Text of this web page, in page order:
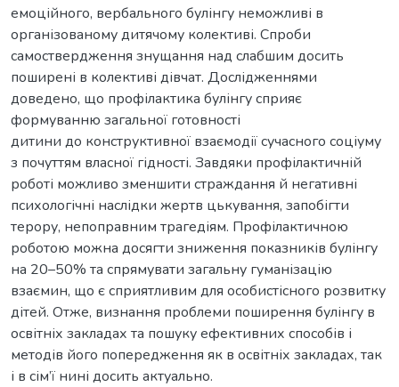
емоційного, вербального булінгу неможливі в
організованому дитячому колективі. Спроби
самоствердження знущання над слабшим досить
поширені в колективі дівчат. Дослідженнями
доведено, що профілактика булінгу сприяє
формуванню загальної готовності
дитини до конструктивної взаємодії сучасного соціуму
з почуттям власної гідності. Завдяки профілактичній
роботі можливо зменшити страждання й негативні
психологічні наслідки жертв цькування, запобігти
терору, непоправним трагедіям. Профілактичною
роботою можна досягти зниження показників булінгу
на 20–50% та спрямувати загальну гуманізацію
взаємин, що є сприятливим для особистісного розвитку
дітей. Отже, визнання проблеми поширення булінгу в
освітніх закладах та пошуку ефективних способів і
методів його попередження як в освітніх закладах, так
і в сім’ї нині досить актуально.